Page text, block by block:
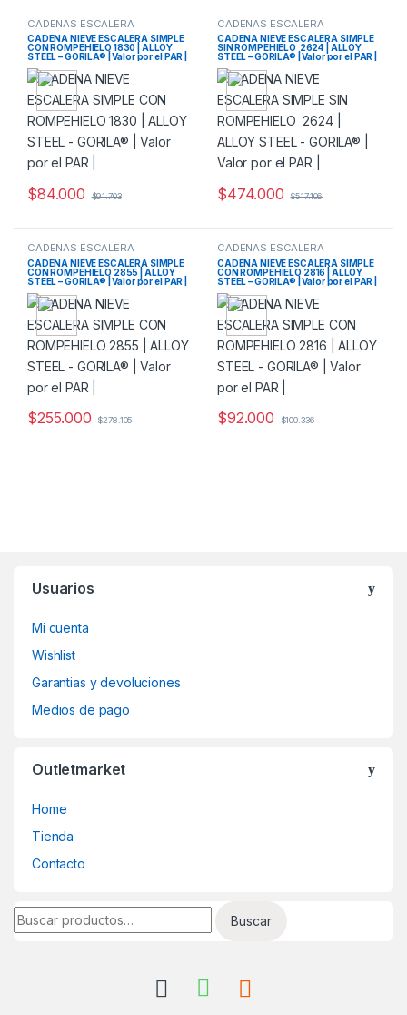
CADENAS ESCALERA
CADENA NIEVE ESCALERA SIMPLE
CON ROMPEHIELO 1830 | ALLOY
STEEL – GORILA® | Valor por el PAR |
$84.000 $91.703
CADENAS ESCALERA
CADENA NIEVE ESCALERA SIMPLE
SIN ROMPEHIELO 2624 | ALLOY
STEEL – GORILA® | Valor por el PAR |
$474.000 $517.106
CADENAS ESCALERA
CADENA NIEVE ESCALERA SIMPLE
CON ROMPEHIELO 2855 | ALLOY
STEEL – GORILA® | Valor por el PAR |
$255.000 $278.105
CADENAS ESCALERA
CADENA NIEVE ESCALERA SIMPLE
CON ROMPEHIELO 2816 | ALLOY
STEEL – GORILA® | Valor por el PAR |
$92.000 $100.336
Usuarios
Mi cuenta
Wishlist
Garantias y devoluciones
Medios de pago
Outletmarket
Home
Tienda
Contacto
Buscar por:
Buscar